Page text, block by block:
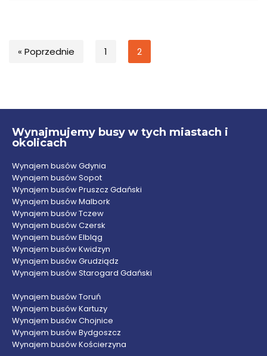
« Poprzednie 1 2
Wynajmujemy busy w tych miastach i
okolicach
Wynajem busów Gdynia
Wynajem busów Sopot
Wynajem busów Pruszcz Gdański
Wynajem busów Malbork
Wynajem busów Tczew
Wynajem busów Czersk
Wynajem busów Elbląg
Wynajem busów Kwidzyn
Wynajem busów Grudziądz
Wynajem busów Starogard Gdański
Wynajem busów Toruń
Wynajem busów Kartuzy
Wynajem busów Chojnice
Wynajem busów Bydgoszcz
Wynajem busów Kościerzyna